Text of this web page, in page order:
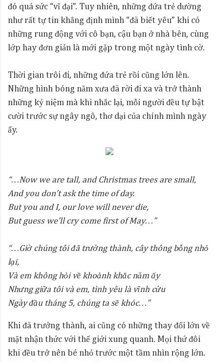
đó quá sức “vĩ đại”. Tuy nhiên, những đứa trẻ dường
như rất tự tin khẳng định mình “đã biết yêu” khi có
những rung động với cô bạn, cậu bạn ở nhà bên, cùng
lớp hay đơn giản là mới gặp trong một ngày tình cờ.
Thời gian trôi đi, những đứa trẻ rồi cũng lớn lên.
Những hình bóng năm xưa đã rời đi xa và trở thành
những kỷ niệm mà khi nhắc lại, mỗi người đều tự bật
cười trước sự ngây ngô, thơ dại của chính mình ngày
ấy.
“…Now we are tall, and Christmas trees are small,
And you don’t ask the time of day.
But you and I, our love will never die,
But guess we’ll cry come first of May…”
“…Giờ chúng tôi đã trưởng thành, cây thông bỗng nhỏ
lại,
Và em không hỏi về khoảnh khắc năm ấy
Nhưng giữa tôi và em, tình yêu là vĩnh cửu
Ngày đầu tháng 5, chúng ta sẽ khóc…”
Khi đã trưởng thành, ai cũng có những thay đổi lớn về
mặt nhận thức với thế giới xung quanh. Mọi thứ đôi
khi đều trở nên bé nhỏ trước một tầm nhìn rộng lớn.